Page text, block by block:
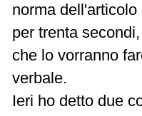
norma
per trenta
che lo vorranno
verbale.
Ieri ho detto due